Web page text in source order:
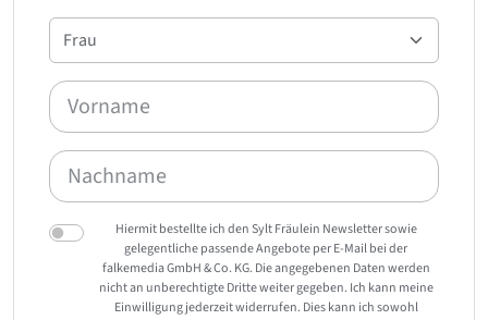
Hiermit bestellte ich den Sylt Fräulein Newsletter sowie
gelegentliche passende Angebote per E-Mail bei der
falkemedia GmbH & Co. KG. Die angegebenen Daten werden
nicht an unberechtigte Dritte weiter gegeben. Ich kann meine
Einwilligung jederzeit widerrufen. Dies kann ich sowohl